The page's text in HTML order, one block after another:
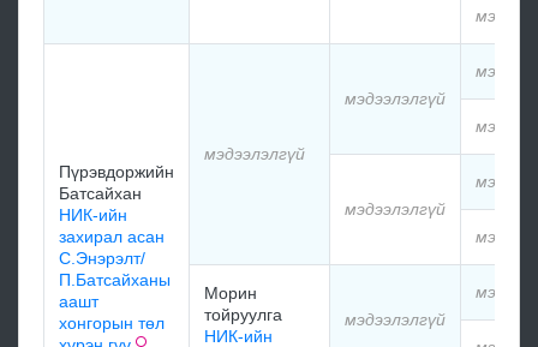
Пүрэвдоржийн
Батсайхан
НИК-ийн
захирал асан
С.Энэрэлт/
П.Батсайханы
аашт
хонгорын төл
мэдээлэлгүй
мэдээлэлгүй
мэдээлэлгүй
Морин
тойруулга
НИК-ийн
мэдээлэлгүй